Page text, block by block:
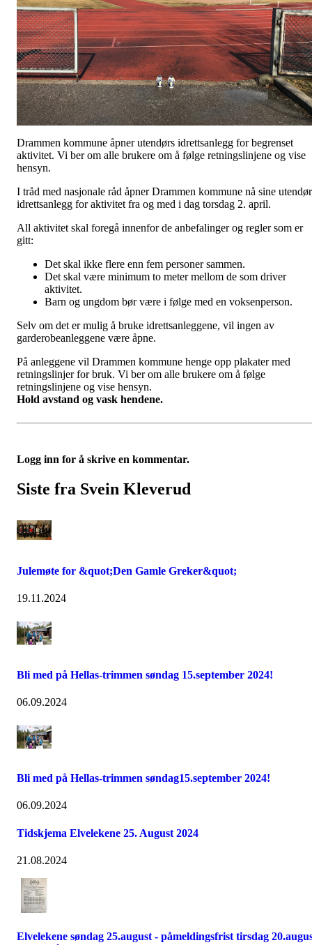
Drammen kommune åpner utendørs idrettsanlegg for begrenset
aktivitet. Vi ber om alle brukere om å følge retningslinjene og vise
hensyn.
I tråd med nasjonale råd åpner Drammen kommune nå sine
idrettsanlegg for aktivitet fra og med i dag torsdag 2. april.
All aktivitet skal foregå innenfor de anbefalinger og regler som er
gitt:
Det skal ikke flere enn fem personer sammen.
Det skal være minimum to meter mellom de som driver
aktivitet.
Barn og ungdom bør være i følge med en voksenperson.
Selv om det er mulig å bruke idrettsanleggene, vil ingen av
garderobeanleggene være åpne.
På anleggene vil Drammen kommune henge opp plakater med
retningslinjer for bruk. Vi ber om alle brukere om å følge
retningslinjene og vise hensyn.
Hold avstand og vask hendene.
Logg inn for å skrive en kommentar.
Siste fra Svein Kleverud
Julemøte for &quot;Den Gamle Greker&quot;
19.11.2024
Bli med på Hellas-trimmen søndag 15.september 2024!
06.09.2024
Bli med på Hellas-trimmen søndag15.september 2024!
06.09.2024
Tidskjema Elvelekene 25. August 2024
21.08.2024
Elvelekene søndag 25.august - påmeldingsfrist tirsdag